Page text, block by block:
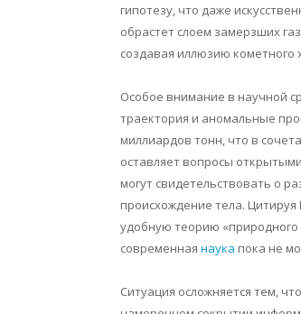
гипотезу, что даже
обрастет слоем замерзших
создавая иллюзию кометного
Особое внимание в научной
траектория и аномальные
миллиардов тонн, что в
оставляет вопросы
могут свидетельствовать о
происхождение тела.
удобную теорию «природного
современная наука пока не
Ситуация осложняется тем,